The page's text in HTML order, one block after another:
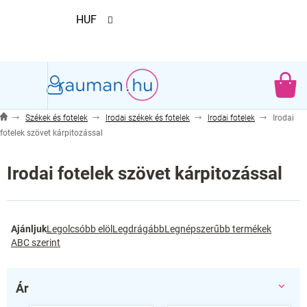
HUF
Székek és fotelek Irodai székek és fotelek Irodai fotelek
Irodai
fotelek szövet kárpitozással
Irodai fotelek szövet kárpitozással
e
r
k
AjánljukLegolcsóbb elöl LegdrágábbLegnépszerűbb termékek
ABC szerint
Ár